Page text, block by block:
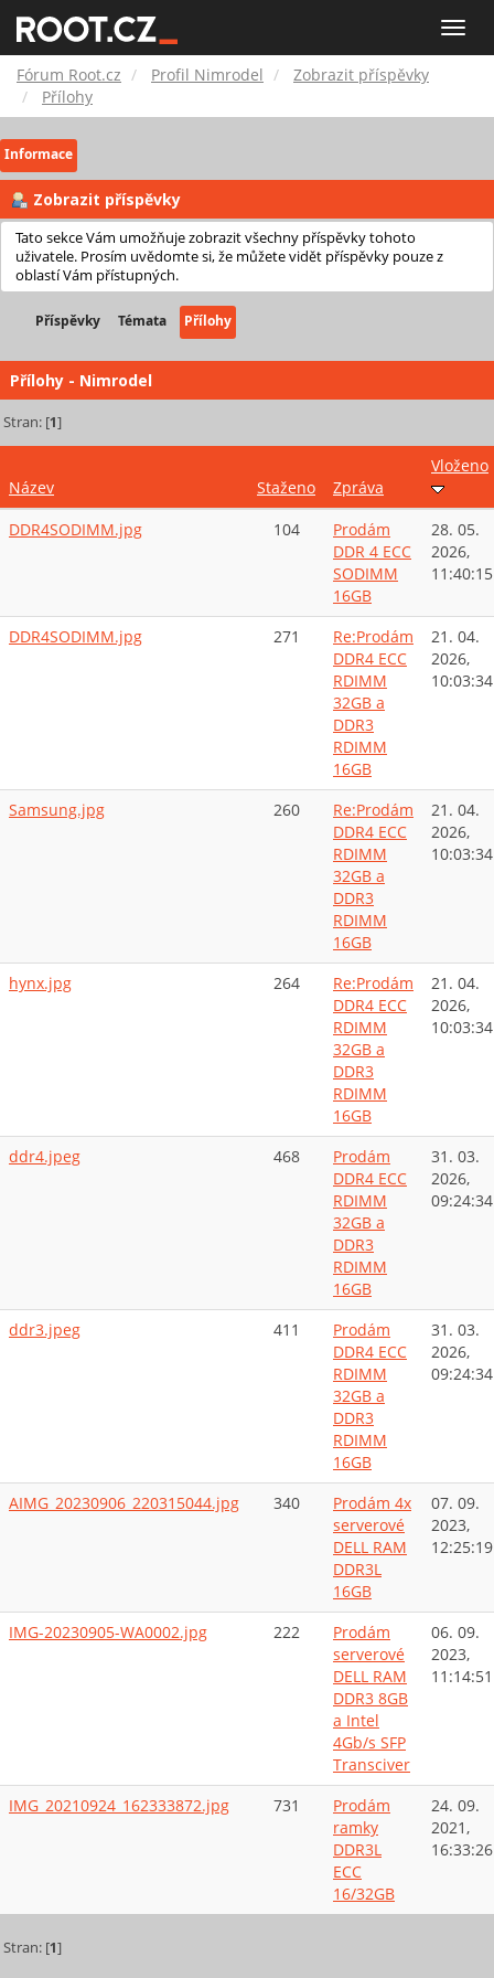
Toggle
Root.cz
Fórum Root.cz Profil Nimrodel
Zobrazit příspěvky
Přílohy
Informace
Zobrazit příspěvky
Tato sekce Vám umožňuje zobrazit všechny příspěvky tohoto
uživatele. Prosím uvědomte si, že můžete vidět příspěvky pouze z
oblastí Vám přístupných.
Příspěvky Témata Přílohy
Přílohy - Nimrodel
Stran: [1]
Název Staženo Zpráva
Vloženo
DDR4SODIMM.jpg 104
Prodám
DDR 4 ECC
SODIMM
16GB
28. 05.
2026,
11:40:15
DDR4SODIMM.jpg 271
Re:Prodám
DDR4 ECC
RDIMM
32GB a
DDR3
RDIMM
16GB
21. 04.
2026,
10:03:34
Samsung.jpg 260
Re:Prodám
DDR4 ECC
RDIMM
32GB a
DDR3
RDIMM
16GB
21. 04.
2026,
10:03:34
hynx.jpg 264
Re:Prodám
DDR4 ECC
RDIMM
32GB a
DDR3
RDIMM
16GB
21. 04.
2026,
10:03:34
ddr4.jpeg 468
Prodám
DDR4 ECC
RDIMM
32GB a
DDR3
RDIMM
16GB
31. 03.
2026,
09:24:34
ddr3.jpeg 411
Prodám
DDR4 ECC
RDIMM
32GB a
DDR3
RDIMM
16GB
31. 03.
2026,
09:24:34
AIMG_20230906_220315044.jpg 340
Prodám 4x
serverové
DELL RAM
DDR3L
16GB
07. 09.
2023,
12:25:19
IMG-20230905-WA0002.jpg 222
Prodám
serverové
DELL RAM
DDR3 8GB
a Intel
4Gb/s SFP
Transciver
06. 09.
2023,
11:14:51
IMG_20210924_162333872.jpg 731
Prodám
ramky
DDR3L
ECC
16/32GB
24. 09.
2021,
16:33:26
Stran: [1]